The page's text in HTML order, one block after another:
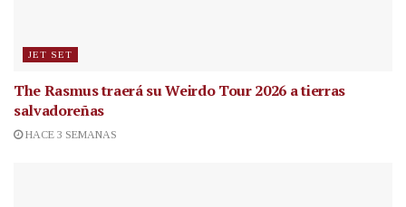
JET SET
The Rasmus traerá su Weirdo Tour 2026 a tierras
salvadoreñas
HACE 3 SEMANAS